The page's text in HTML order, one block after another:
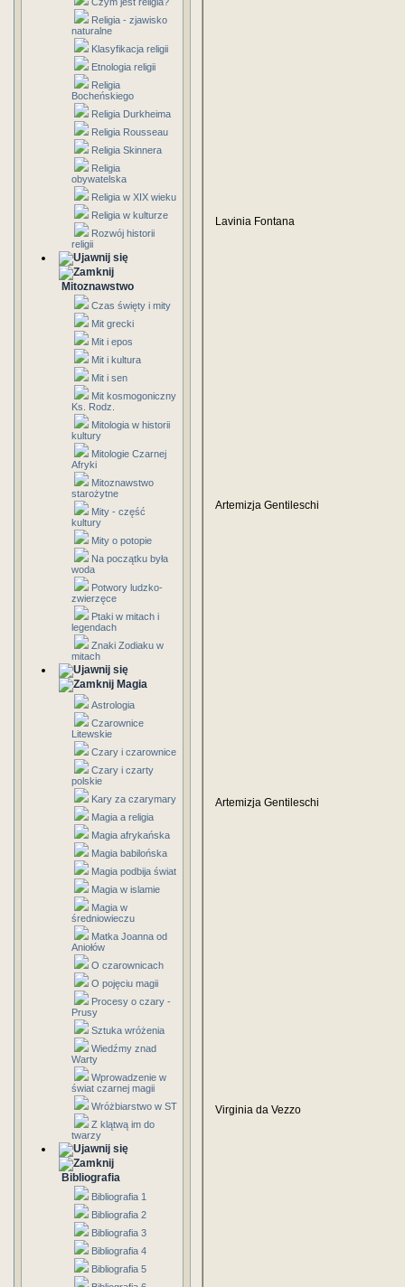
Religia - zjawisko
naturalne
Klasyfikacja religii
Etnologia religii
Religia
Bocheńskiego
Religia Durkheima
Religia Rousseau
Religia Skinnera
Religia
obywatelska
Religia w XIX wieku
Religia w kulturze
Rozwój historii
religii
Mitoznawstwo
Czas święty i mity
Mit grecki
Mit i epos
Mit i kultura
Mit i sen
Mit kosmogoniczny
Ks. Rodz.
Mitologia w historii
kultury
Mitologie Czarnej
Afryki
Mitoznawstwo
starożytne
Mity - część
kultury
Mity o potopie
Na początku była
woda
Potwory ludzko-
zwierzęce
Ptaki w mitach i
legendach
Znaki Zodiaku w
mitach
Magia
Astrologia
Czarownice
Litewskie
Czary i czarownice
Czary i czarty
polskie
Kary za czarymary
Magia a religia
Magia afrykańska
Magia babilońska
Magia podbija świat
Magia w islamie
Magia w
średniowieczu
Matka Joanna od
Aniołów
O czarownicach
O pojęciu magii
Procesy o czary -
Prusy
Sztuka wróżenia
Wiedźmy znad
Warty
Wprowadzenie w
świat czarnej magii
Wróżbiarstwo w ST
Z klątwą im do
twarzy
Bibliografia
Bibliografia 1
Bibliografia 2
Bibliografia 3
Bibliografia 4
Bibliografia 5
Lavinia Fontana
Artemizja Gentileschi
Artemizja Gentileschi
Virginia da Vezzo